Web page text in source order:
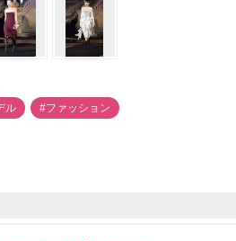
ル #ファッション